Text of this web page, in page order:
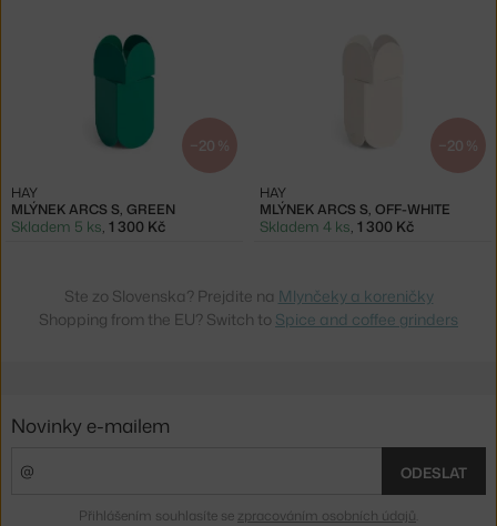
−20 %
MLÝNEK ARCS S, GREEN
HAY
Skladem 5 ks, 1 300 Kč
−20 %
MLÝNEK ARCS S, OFF-WHITE
HAY
Skladem 4 ks, 1 300 Kč
Ste zo Slovenska? Prejdite na Mlynčeky a koreničky
Shopping from the EU? Switch to Spice and coffee grinders
Novinky e-mailem
ODESLAT
Přihlášením souhlasíte se zpracováním osobních údajů